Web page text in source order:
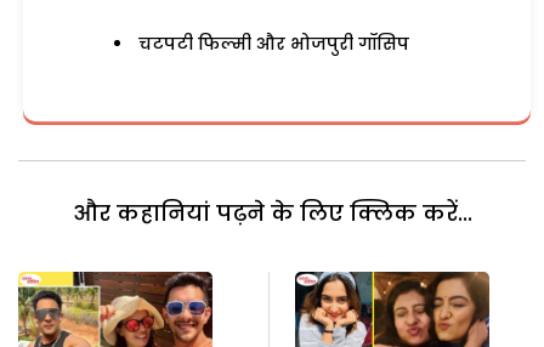
चटपटी फिल्मी और भोजपुरी गॉसिप
और कहानियां पढ़ने के लिए क्लिक करें...